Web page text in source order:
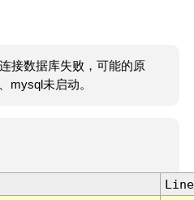
接数据库失败，可能的原
mysql未启动。
Line